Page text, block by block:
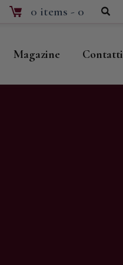
0 items - 0
Magazine Contatti